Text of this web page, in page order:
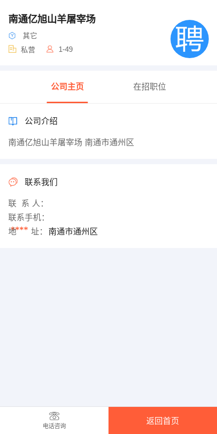
南通亿旭山羊屠宰场
其它
私营
1-49
公司主页 在招职位
公司介绍
南通亿旭山羊屠宰场 南通市通州区
联系我们
联 系 人：
联系手机：
****
地 址： 南通市通州区
电话咨询
返回首页